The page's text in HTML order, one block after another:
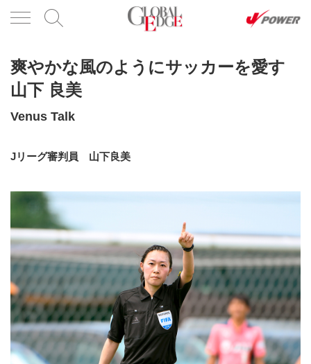
爽やかな風のようにサッカーを愛す
山下 良美
Venus Talk
Jリーグ審判員 山下良美